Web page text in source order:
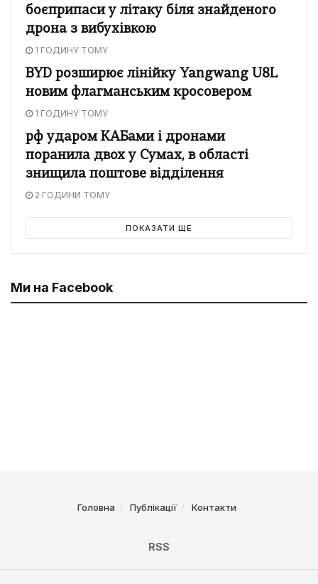
боєприпаси у літаку біля знайденого
дрона з вибухівкою
1 ГОДИНУ ТОМУ
BYD розширює лінійку Yangwang U8L
новим флагманським кросовером
1 ГОДИНУ ТОМУ
рф ударом КАБами і дронами
поранила двох у Сумах, в області
знищила поштове відділення
2 ГОДИНИ ТОМУ
ПОКАЗАТИ ЩЕ
Ми на Facebook
Головна Публікації Контакти
RSS